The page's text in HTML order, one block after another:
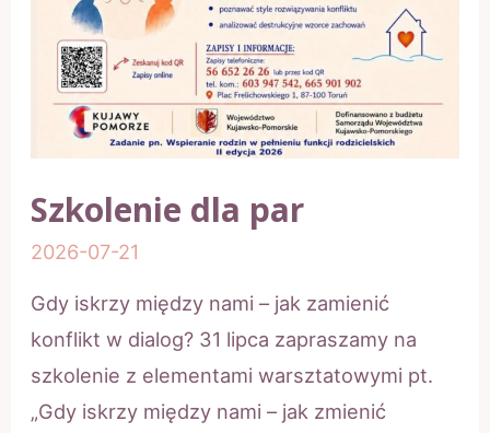
Szkolenie dla par
2026-07-21
Gdy iskrzy między nami – jak zamienić
konflikt w dialog? 31 lipca zapraszamy na
szkolenie z elementami warsztatowymi pt.
„Gdy iskrzy między nami – jak zmienić